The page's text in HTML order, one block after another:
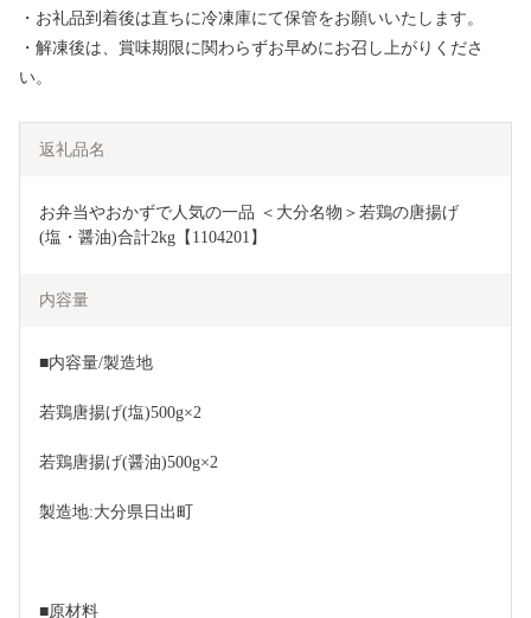
・お礼品到着後は直ちに冷凍庫にて保管をお願いいたします。
・解凍後は、賞味期限に関わらずお早めにお召し上がりくださ
い。
返礼品名
お弁当やおかずで人気の一品 ＜大分名物＞若鶏の唐揚げ
(塩・醤油)合計2kg【1104201】
内容量
■内容量/製造地
若鶏唐揚げ(塩)500g×2
若鶏唐揚げ(醤油)500g×2
製造地:大分県日出町
■原材料